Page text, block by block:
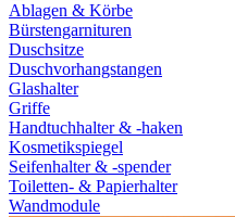
Ablagen & Körbe
Bürstengarnituren
Duschsitze
Duschvorhangstangen
Glashalter
Griffe
Handtuchhalter & -haken
Kosmetikspiegel
Seifenhalter & -spender
Toiletten- & Papierhalter
Wandmodule